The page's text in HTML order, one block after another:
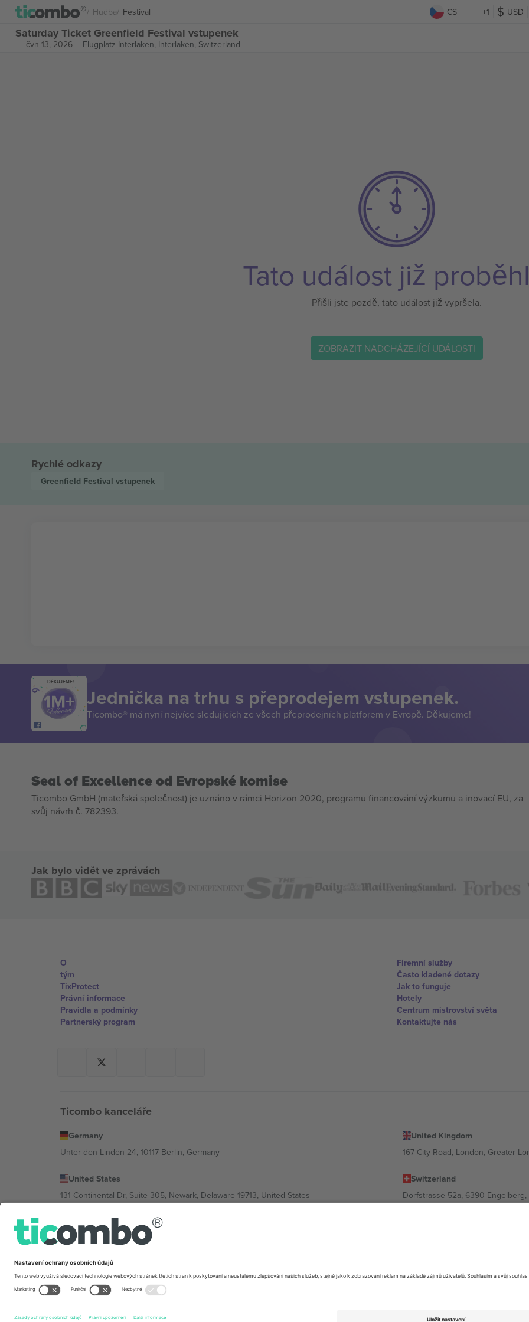
Hudba Festival CS +1 USD
Saturday Ticket Greenfield Festival vstupenek
čvn 13, 2026 Flugplatz Interlaken, Interlaken, Switzerland
Tato událost již
Přišli jste pozdě, tato událost již vypršela.
ZOBRAZIT NADCHÁZEJÍCÍ UDÁLOSTI
Rychlé odkazy
Greenfield Festival vstupenek
DĚKUJEME!
Jednička na trhu s přeprodejem vstupenek.
Ticombo® má nyní nejvíce sledujících ze všech přeprodejních platforem v Evropě. Děkujeme!
Seal of Excellence od Evropské komise
Ticombo GmbH (mateřská společnost) je uznáno v rámci Horizon 2020, programu financování výzkumu a inovací EU, za
svůj návrh č. 782393.
Jak bylo vidět ve zprávách
O
tým
TixProtect
Právní informace
Pravidla a podmínky
Partnerský program
Firemní služby
Často kladené dotazy
Jak to funguje
Hotely
Centrum mistrovství světa
Kontaktujte nás
Ticombo kanceláře
Germany
Unter den Linden 24, 10117 Berlin, Germany
United Kingdom
167 City Road, London, Greater
United States
131 Continental Dr, Suite 305, Newark, Delaware 19713, United States
Switzerland
Dorfstrasse 52a, 6390
Bulgaria
Regus Sofia City West, bul Totleben 53-55, 1606 Sofia, Bulgaria
Mexico
Av Chapultepec 360, Roma Norte, Cuauhtémoc, 06700 Ciudad de México, CDMX, Mexico
2026 Ticombo. Všechna práva vyhrazena.